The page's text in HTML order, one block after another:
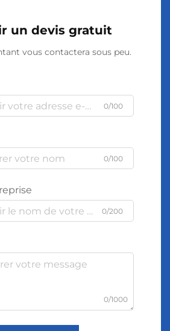
un devis gratuit
vous contactera sous peu.
0/100
0/100
0/200
0/1000